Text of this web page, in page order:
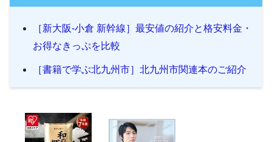
［新大阪-小倉 新幹線］最安値の紹介と格安料金・
お得なきっぷを比較
［書籍で学ぶ北九州市］北九州市関連本のご紹介